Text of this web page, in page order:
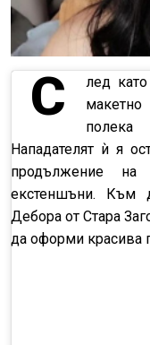
С
лед
Нападателят ѝ я
продължение
екстеншъни. Към
Дебора от Стара
да оформи красива